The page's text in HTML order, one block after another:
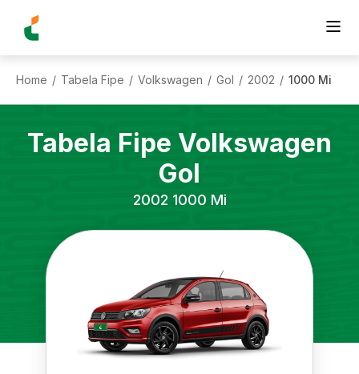
Home / Tabela Fipe / Volkswagen / Gol / 2002 / 1000 Mi
Tabela Fipe Volkswagen
Gol
2002 1000 Mi